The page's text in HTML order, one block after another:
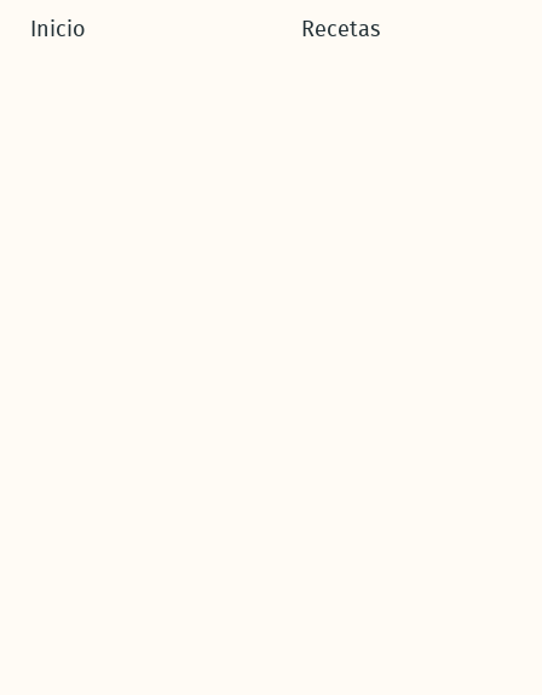
Inicio Recetas